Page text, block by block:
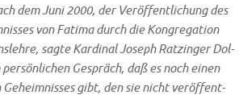
dem Juni 2000, der Ver­öf­fent­li­chung des
von Fati­ma durch die Kon­gre­ga­ti­on
sag­te Kar­di­nal Joseph Ratz­in­ger Dol­
Gespräch, daß es noch einen
Geheim­nis­ses gibt, den sie nicht ver­öf­fent­